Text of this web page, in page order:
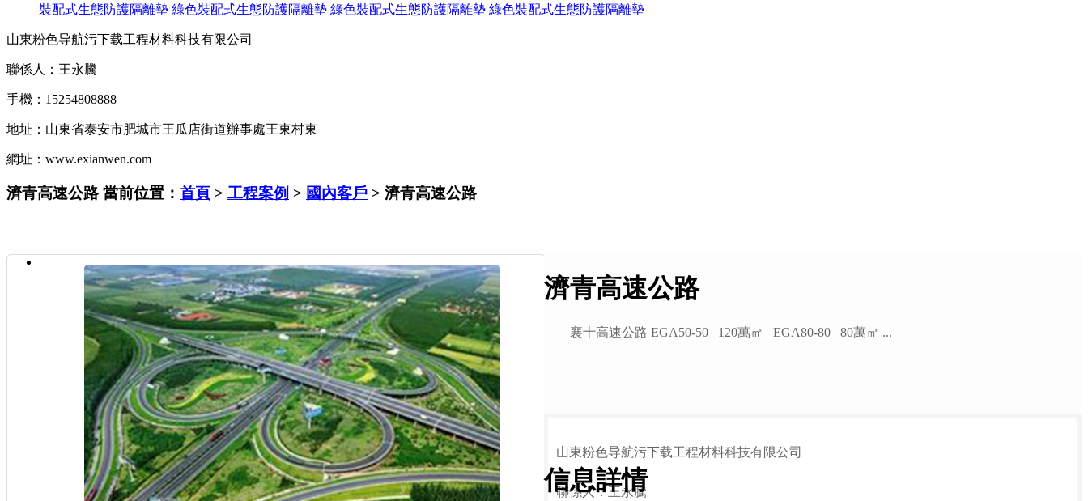
裝配式生態防護隔離墊 綠色裝配式生態防護隔離墊 綠色裝配式生態防護隔離墊 綠色裝配式生態防護隔離墊
山東粉色导航污下载工程材料科技有限公司
聯係人：王永騰
手機：15254808888
地址：山東省泰安市肥城市王瓜店街道辦事處王東村東
網址：www.exianwen.com
濟青高速公路 當前位置： 首頁 > 工程案例 > 國內客戶 > 濟青高速公路
濟青高速公路
襄十高速公路 EGA50-50 120萬㎡ EGA80-80 80萬㎡ ...
山東粉色导航污下载工程材料科技有限公司
聯係人：王永騰
信息詳情